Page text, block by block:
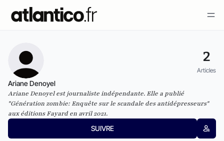
2
Articles
Ariane Denoyel
Ariane Denoyel est journaliste indépendante. Elle a publié
"Génération zombie: Enquête sur le scandale des antidépresseurs"
aux éditions Fayard en avril 2021.
SUIVRE